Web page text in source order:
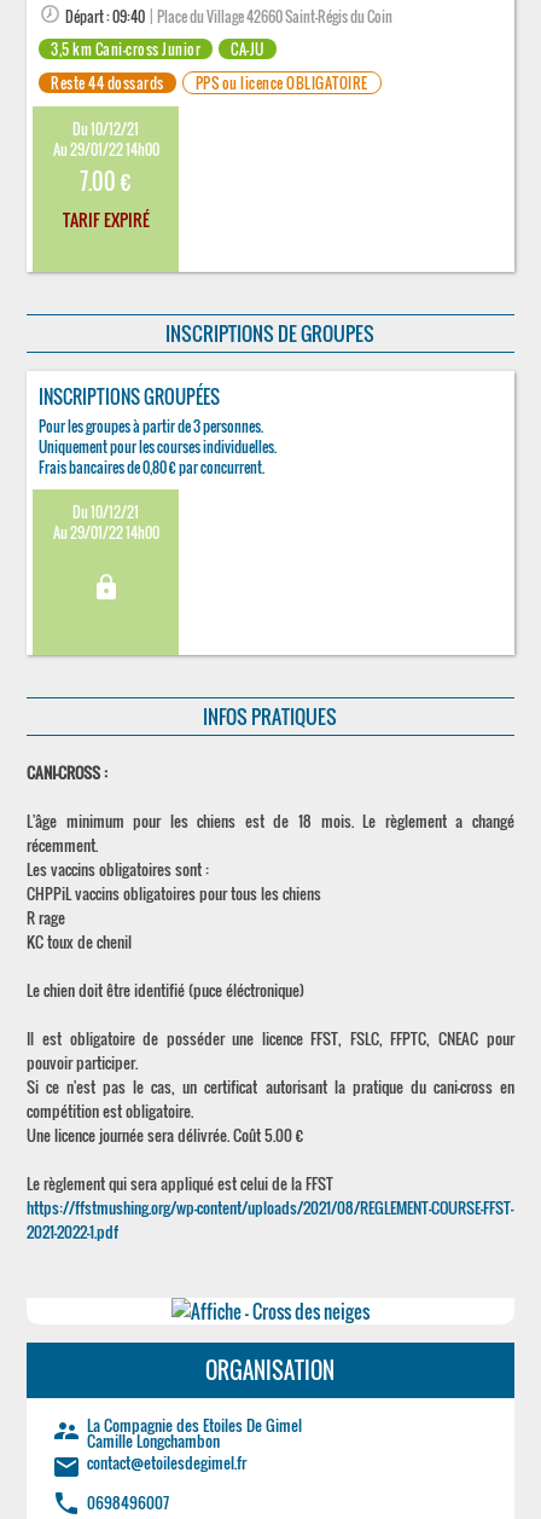
Départ : 09:40 | Place du Village 42660 Saint-Régis du Coin
3,5 km Cani-cross Junior
CA-JU
Reste 44 dossards
PPS ou licence OBLIGATOIRE
Du 10/12/21
Au 29/01/22 14h00
7.00 €
TARIF EXPIRÉ
INSCRIPTIONS DE GROUPES
INSCRIPTIONS GROUPÉES
Pour les groupes à partir de 3 personnes.
Uniquement pour les courses individuelles.
Frais bancaires de 0,80 € par concurrent.
Du 10/12/21
Au 29/01/22 14h00
lock
INFOS PRATIQUES
CANI-CROSS :
L'âge minimum pour les chiens est de 18 mois. Le règlement a changé
récemment.
Les vaccins obligatoires sont :
CHPPiL vaccins obligatoires pour tous les chiens
R rage
KC toux de chenil
Le chien doit être identifié (puce éléctronique)
Il est obligatoire de posséder une licence FFST, FSLC, FFPTC, CNEAC pour
pouvoir participer.
Si ce n'est pas le cas, un certificat autorisant la pratique du cani-cross en
compétition est obligatoire.
Une licence journée sera délivrée. Coût 5.00 €
Le règlement qui sera appliqué est celui de la FFST
https://ffstmushing.org/wp-content/uploads/2021/08/REGLEMENT-COURSE-FFST-
2021-2022-1.pdf
ORGANISATION
supervisor_account La Compagnie des Etoiles De Gimel
Camille Longchambon
email contact@etoilesdegimel.fr
phone 0698496007